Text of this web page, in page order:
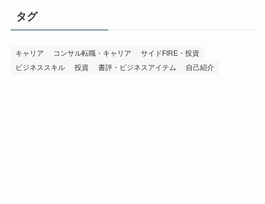
タグ
キャリア コンサル転職・キャリア
サイドFIRE・投資
ビジネススキル
投資 書評・ビジネスアイテム 自己紹介